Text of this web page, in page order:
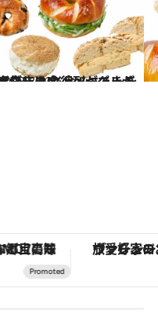
は今、ベーグルが大ブーム!? 行列ができる人気店の 必食メニューを紹介します！
ルメ
など目にも舌にも涼を呼ぶ郷土の味 ヴァシュロン・コンスタンタ